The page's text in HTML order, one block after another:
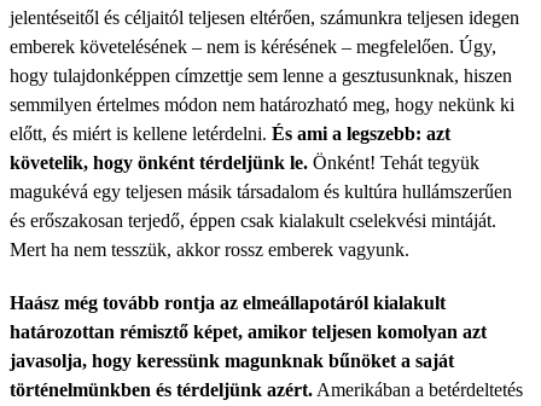
jelentéseitől és céljaitól teljesen eltérően, számunkra teljesen idegen
emberek követelésének – nem is kérésének – megfelelően. Úgy,
hogy tulajdonképpen címzettje sem lenne a gesztusunknak, hiszen
semmilyen értelmes módon nem határozható meg, hogy nekünk ki
előtt, és miért is kellene letérdelni. És ami a legszebb: azt
követelik, hogy önként térdeljünk le. Önként! Tehát tegyük
magukévá egy teljesen másik társadalom és kultúra hullámszerűen
és erőszakosan terjedő, éppen csak kialakult cselekvési mintáját.
Mert ha nem tesszük, akkor rossz emberek vagyunk.
Haász még tovább rontja az elmeállapotáról kialakult
határozottan rémisztő képet, amikor teljesen komolyan azt
javasolja, hogy keressünk magunknak bűnöket a saját
történelmünkben és térdeljünk azért. Amerikában a betérdeltetés